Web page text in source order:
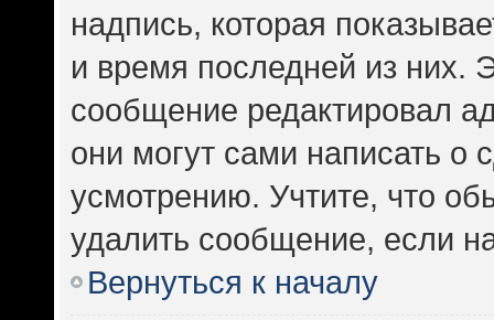
надпись, которая
и время последней из них.
сообщение редактировал
они могут сами написать о
усмотрению. Учтите, что
удалить сообщение, если
Вернуться к началу